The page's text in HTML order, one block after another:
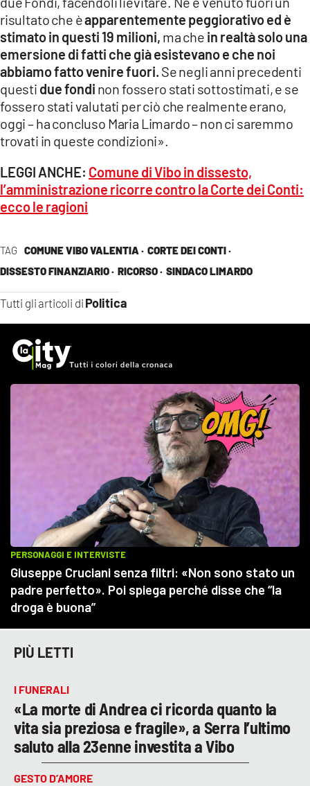
TAG COMUNE VIBO VALENTIA · CORTE DEI CONTI ·
DISSESTO FINANZIARIO · RICORSO · SINDACO LIMARDO
Tutti gli articoli di Politica
risultato che èapparentemente peggiorativo ed è
stimato in questi 19 milioni, ma che in realtà solo una
emersione di fatti che già esistevano e che noi
abbiamo fatto venire fuori. Se negli anni precedenti
questi due fondi non fossero stati sottostimati, e se
fossero stati valutati per ciò che realmente erano,
oggi – ha concluso Maria Limardo – non ci saremmo
trovati in queste condizioni».
LEGGI ANCHE: Comune di Vibo in dissesto,
l’amministrazione ricorre contro la Corte dei Conti:
ecco le ragioni
PIÙ LETTI
I FUNERALI
«La morte di Andrea ci ricorda quanto la
vita sia preziosa e fragile», a Serra l’ultimo
saluto alla 23enne investita a Vibo
GESTO D’AMORE